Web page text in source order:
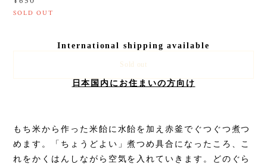
SOLD OUT
International shipping available
Sold out
日本国内にお住まいの方向け
もち米から作った米飴に水飴を加え赤釜でぐつぐつ煮つ
めます。「ちょうどよい」煮つめ具合になったころ、こ
れをかくはんしながら空気を入れていきます。どのぐら